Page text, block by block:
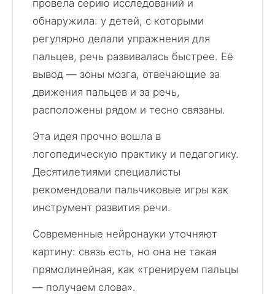
провела серию исследований и
обнаружила: у детей, с которыми
регулярно делали упражнения для
пальцев, речь развивалась быстрее. Её
вывод — зоны мозга, отвечающие за
движения пальцев и за речь,
расположены рядом и тесно связаны.
Эта идея прочно вошла в
логопедическую практику и педагогику.
Десятилетиями специалисты
рекомендовали пальчиковые игры как
инструмент развития речи.
Современные нейронауки уточняют
картину: связь есть, но она не такая
прямолинейная, как «тренируем пальцы
— получаем слова».